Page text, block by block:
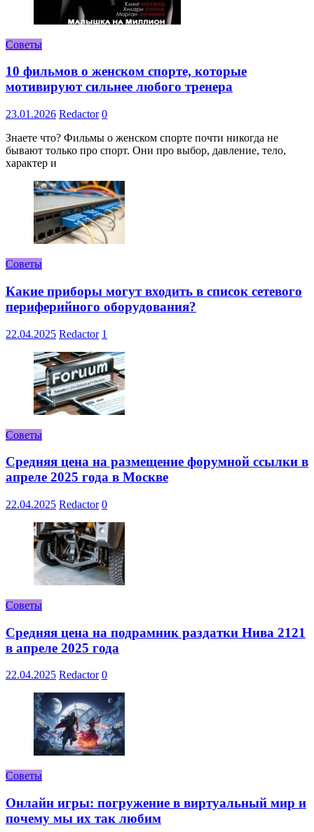
Советы
10 фильмов о женском спорте, которые
мотивируют сильнее любого тренера
23.01.2026 Redactor 0
Знаете что? Фильмы о женском спорте почти никогда не
бывают только про спорт. Они про выбор, давление, тело,
характер и
Советы
Какие приборы могут входить в список сетевого
периферийного оборудования?
22.04.2025 Redactor 1
Советы
Средняя цена на размещение форумной ссылки в
апреле 2025 года в Москве
22.04.2025 Redactor 0
Советы
Средняя цена на подрамник раздатки Нива 2121
в апреле 2025 года
22.04.2025 Redactor 0
Советы
Онлайн игры: погружение в виртуальный мир и
почему мы их так любим